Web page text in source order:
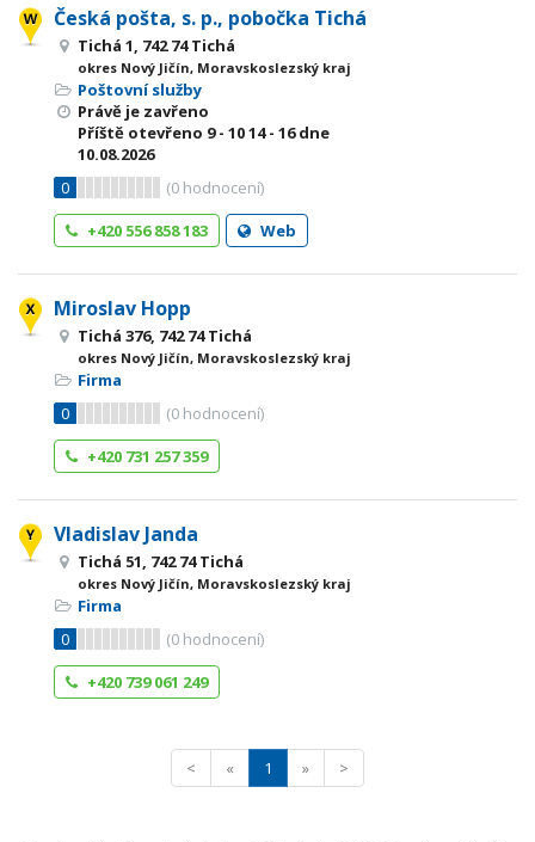
Česká pošta, s. p., pobočka Tichá
Tichá 1, 742 74 Tichá
okres Nový Jičín, Moravskoslezský kraj
Poštovní služby
Právě je zavřeno
Příště otevřeno 9 - 1014 - 16dne
10.08.2026
0
(0 hodnocení)
+420 556 858 183
Web
Miroslav Hopp
Tichá 376, 742 74 Tichá
okres Nový Jičín, Moravskoslezský kraj
Firma
0
(0 hodnocení)
+420 731 257 359
Vladislav Janda
Tichá 51, 742 74 Tichá
okres Nový Jičín, Moravskoslezský kraj
Firma
0
(0 hodnocení)
+420 739 061 249
< « 1 » >